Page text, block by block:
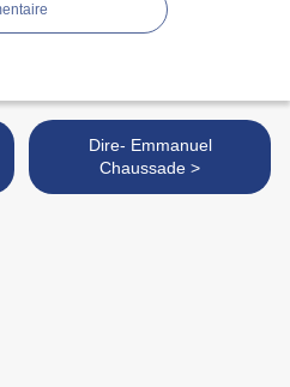
Dire- Emmanuel
Chaussade >